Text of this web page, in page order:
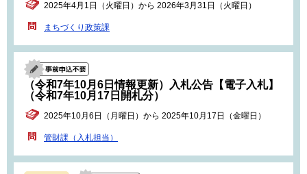
2025年4月1日（火曜日）から 2026年3月31日（火曜日）
まちづくり政策課
（令和7年10月6日情報更新）入札公告【電子入札】
（令和7年10月17日開札分）
2025年10月6日（月曜日）から 2025年10月17日（金曜日）
管財課（入札担当）